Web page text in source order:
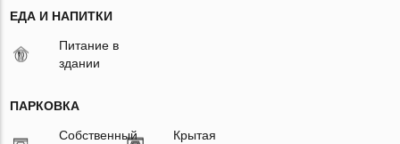
ЕДА И НАПИТКИ
Питание в
здании
ПАРКОВКА
Собственный
Крытая